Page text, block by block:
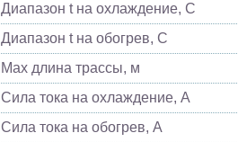
Диапазон t на охлаждение, С
Диапазон t на обогрев, С
Max длина трассы, м
Сила тока на охлаждение, А
Сила тока на обогрев, А